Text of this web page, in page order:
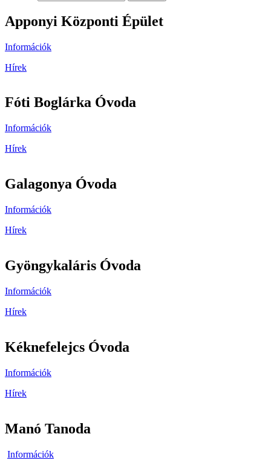
Apponyi Központi Épület
Információk
Hírek
Fóti Boglárka Óvoda
Információk
Hírek
Galagonya Óvoda
Információk
Hírek
Gyöngykaláris Óvoda
Információk
Hírek
Kéknefelejcs Óvoda
Információk
Hírek
Manó Tanoda
Információk